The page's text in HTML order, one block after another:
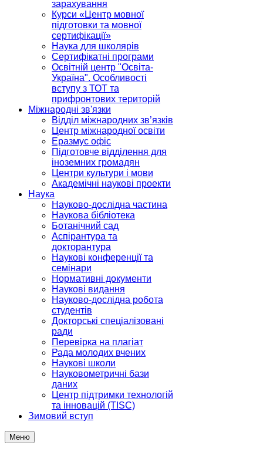
зарахування
Курси «Центр мовної
підготовки та мовної
сертифікації»
Наука для школярів
Сертифікатні програми
Освітній центр "Освіта-
Україна". Особливості
вступу з ТОТ та
прифронтових територій
Міжнародні зв'язки
Відділ міжнародних зв’язків
Центр міжнародної освіти
Еразмус офіс
Підготовче відділення для
іноземних громадян
Центри культури і мови
Академічні наукові проекти
Наука
Науково-дослідна частина
Наукова бібліотека
Ботанічний сад
Аспірантура та
докторантура
Наукові конференції та
семінари
Нормативні документи
Наукові видання
Науково-дослідна робота
студентів
Докторські спеціалізовані
ради
Перевірка на плагіат
Рада молодих вчених
Наукові школи
Науковометричні бази
даних
Центр підтримки технологій
та інновацій (TISC)
Зимовий вступ
Меню